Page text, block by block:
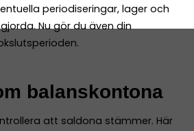
periodiseringar, lager och
Nu gör du även din
balanskontona
att saldona stämmer. Här